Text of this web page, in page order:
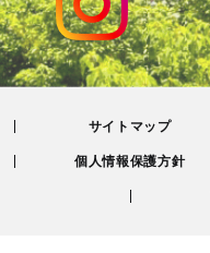
サイトマップ
個人情報保護方針